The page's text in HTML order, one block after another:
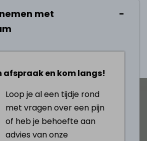
met
afspraak en kom langs!
Loop je al een tijdje rond
met vragen over een pijn
of heb je behoefte aan
advies van onze